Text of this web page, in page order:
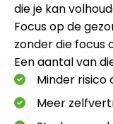
die je kan
Focus op de
zonder die focus
Een aantal van
Minder
Meer